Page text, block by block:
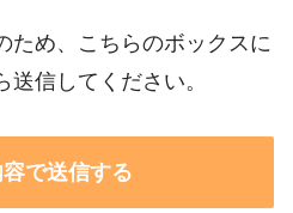
ため、こちらのボックスに
信してください。